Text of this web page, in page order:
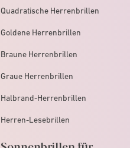
Quadratische Herrenbrillen
Goldene Herrenbrillen
Braune Herrenbrillen
Graue Herrenbrillen
Halbrand-Herrenbrillen
Herren-Lesebrillen